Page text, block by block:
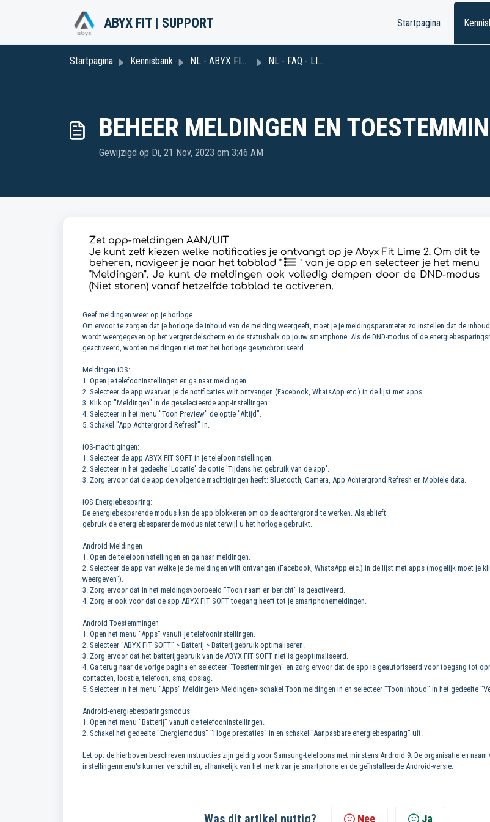
ABYX FIT | SUPPORT Startpagina
Startpagina Kennisbank NL - ABYX FIT LIME 2 NL - FAQ - LIME 2
BEHEER MELDINGEN EN
Gewijzigd op Di, 21 Nov, 2023 om 3:46 AM
Geef meldingen weer op je horloge
Om ervoor te zorgen dat je horloge de inhoud van de melding weergeeft, moet je je meldingsparameter zo instellen dat de
wordt weergegeven op het vergrendelscherm en de statusbalk op jouw smartphone. Als de DND-modus of de
geactiveerd, worden meldingen niet met het horloge gesynchroniseerd.
Meldingen iOS:
1. Open je telefooninstellingen en ga naar meldingen.
2. Selecteer de app waarvan je de notificaties wilt ontvangen (Facebook, WhatsApp etc.) in de lijst met apps
3. Klik op "Meldingen" in de geselecteerde app-instellingen.
4. Selecteer in het menu "Toon Preview" de optie "Altijd".
5. Schakel "App Achtergrond Refresh" in.
iOS-machtigingen:
1. Selecteer de app ABYX FIT SOFT in je telefooninstellingen.
2. Selecteer in het gedeelte 'Locatie' de optie 'Tijdens het gebruik van de app'.
3. Zorg ervoor dat de app de volgende machtigingen heeft: Bluetooth, Camera, App Achtergrond Refresh en Mobiele data.
iOS Energiebesparing:
De energiebesparende modus kan de app blokkeren om op de achtergrond te werken. Alsjeblieft
gebruik de energiebesparende modus niet terwijl u het horloge gebruikt.
Android Meldingen
1. Open de telefooninstellingen en ga naar meldingen.
2. Selecteer de app van welke je de meldingen wilt ontvangen (Facebook, WhatsApp etc.) in de lijst met apps (mogelijk moet je
weergeven").
3. Zorg ervoor dat in het meldingsvoorbeeld "Toon naam en bericht" is geactiveerd.
4. Zorg er ook voor dat de app ABYX FIT SOFT toegang heeft tot je smartphonemeldingen.
Android Toestemmingen
1. Open het menu "Apps" vanuit je telefooninstellingen.
2. Selecteer “ABYX FIT SOFT” > Batterij > Batterijgebruik optimaliseren.
3. Zorg ervoor dat het batterijgebruik van de ABYX FIT SOFT niet is geoptimaliseerd.
4. Ga terug naar de vorige pagina en selecteer "Toestemmingen" en zorg ervoor dat de app is geautoriseerd voor toegang tot
contacten, locatie, telefoon, sms, opslag.
5. Selecteer in het menu "Apps" Meldingen> Meldingen> schakel Toon meldingen in en selecteer "Toon inhoud" in het gedeelte
Android-energiebesparingsmodus
1. Open het menu "Batterij" vanuit de telefooninstellingen.
2. Schakel het gedeelte "Energiemodus" "Hoge prestaties" in en schakel "Aanpasbare energiebesparing" uit.
Let op: de hierboven beschreven instructies zijn geldig voor Samsung-telefoons met minstens Android 9. De organisatie en naam
instellingenmenu's kunnen verschillen, afhankelijk van het merk van je smartphone en de geïnstalleerde Android-versie.
Was dit artikel nuttig? Nee Ja